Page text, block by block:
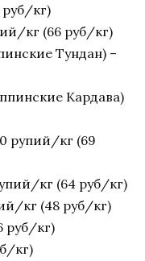
кг)
кг (66 руб/кг)
Тундан) –
Кардава)
рупий/кг (69
кг (64 руб/кг)
кг (48 руб/кг)
руб/кг)
кг)